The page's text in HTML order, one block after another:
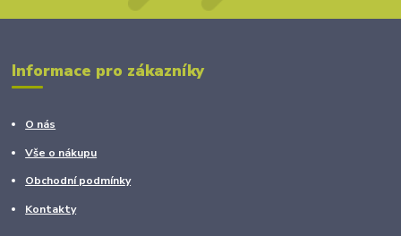
Informace pro zákazníky
O nás
Vše o nákupu
Obchodní podmínky
Kontakty